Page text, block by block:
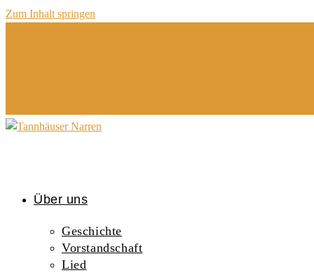
Zum Inhalt springen
Über uns
Geschichte
Vorstandschaft
Lied